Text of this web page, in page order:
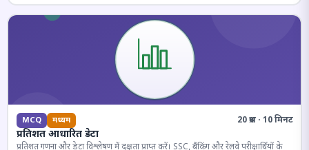
MCQ मध्यम 20 प्रश्न · 10 मिनट
प्रतिशत आधारित डेटा
प्रतिशत गणना और डेटा विश्लेषण में दक्षता प्राप्त करें। SSC, बैंकिंग और रेलवे परीक्षार्थियों के